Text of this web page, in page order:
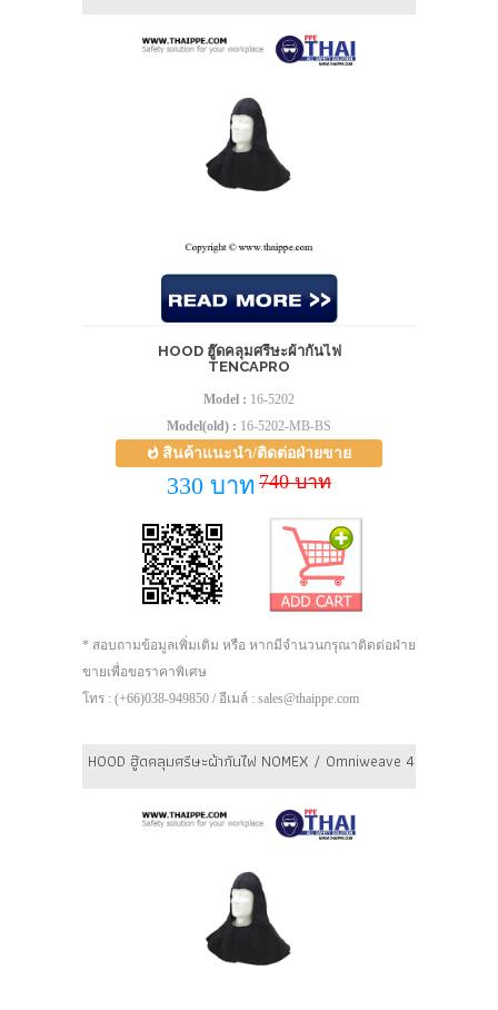
HOOD ฮู๊ดคลุมศรีษะผ้ากันไฟ
TENCAPRO
Model : 16-5202
Model(old) : 16-5202-MB-BS
สินค้าแนะนำ/ติดต่อฝ่ายขาย
330 บาท 740 บาท
* สอบถามข้อมูลเพิ่มเติม หรือ หากมีจำนวนกรุณาติดต่อฝ่าย
ขายเพื่อขอราคาพิเศษ
โทร : (+66)038-949850 / อีเมล์ : sales@thaippe.com
HOOD ฮู๊ดคลุมศรีษะผ้ากันไฟ NOMEX / Omniweave 4.5 oz.